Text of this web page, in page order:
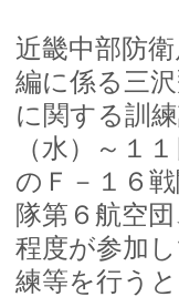
近畿中部防
編に係る三
に関する訓
（水）～１
のＦ－１６
隊第６航空
程度が参加
練等を行う